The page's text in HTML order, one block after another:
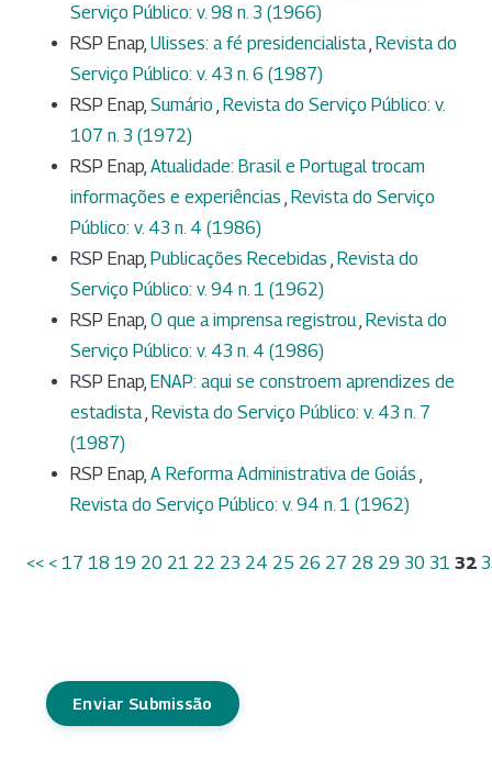
Serviço Público: v. 98 n. 3 (1966)
RSP Enap, Ulisses: a fé presidencialista Revista do
Serviço Público: v. 43 n. 6 (1987)
RSP Enap, Sumário Revista do Serviço Público: v.
107 n. 3 (1972)
RSP Enap, Atualidade: Brasil e Portugal trocam
informações e experiências Revista do Serviço
Público: v. 43 n. 4 (1986)
RSP Enap, Publicações Recebidas Revista do
Serviço Público: v. 94 n. 1 (1962)
RSP Enap, O que a imprensa registrou Revista do
Serviço Público: v. 43 n. 4 (1986)
RSP Enap, ENAP: aqui se constroem aprendizes de
estadista Revista do Serviço Público: v. 43 n. 7
(1987)
RSP Enap, A Reforma Administrativa de Goiás
Revista do Serviço Público: v. 94 n. 1 (1962)
<< < 17 18 19 20 21 22 23 24 25 26 27 28 29 30 31 32
Enviar Submissão